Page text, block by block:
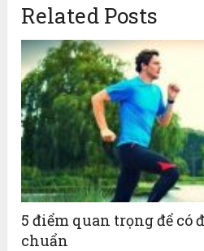
Related Posts
5 điểm quan trọng để có
chuẩn